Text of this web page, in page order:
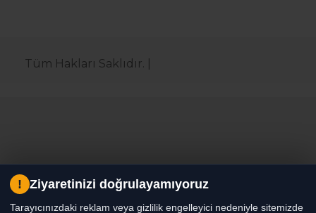
Tüm Hakları Saklıdır. |
! Ziyaretinizi doğrulayamıyoruz
Tarayıcınızdaki reklam veya gizlilik engelleyici nedeniyle sitemizde